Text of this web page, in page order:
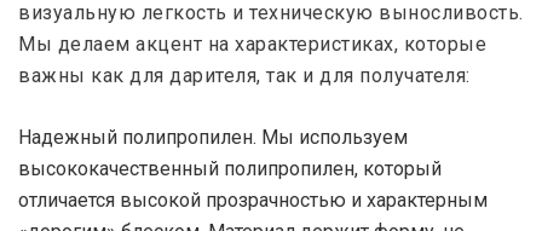
визуальную легкость и техническую выносливость.
Мы делаем акцент на характеристиках, которые
важны как для дарителя, так и для получателя:
Надежный полипропилен. Мы используем
высококачественный полипропилен, который
отличается высокой прозрачностью и характерным